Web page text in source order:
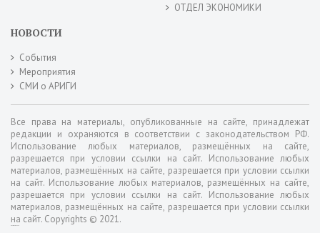
ОТДЕЛ ЭКОНОМИКИ
НОВОСТИ
События
Мероприятия
СМИ о АРИГИ
Все права на материалы, опубликованные на сайте, принадлежат
редакции и охраняются в соответствии с законодательством РФ.
Использование любых материалов, размещённых на сайте,
разрешается при условии ссылки на сайт. Использование любых
материалов, размещённых на сайте, разрешается при условии ссылки
на сайт. Использование любых материалов, размещённых на сайте,
разрешается при условии ссылки на сайт. Использование любых
материалов, размещённых на сайте, разрешается при условии ссылки
на сайт. Copyrights © 2021.